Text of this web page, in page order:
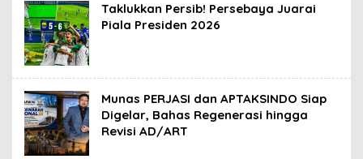
Taklukkan Persib! Persebaya Juarai
Piala Presiden 2026
Munas PERJASI dan APTAKSINDO Siap
Digelar, Bahas Regenerasi hingga
Revisi AD/ART